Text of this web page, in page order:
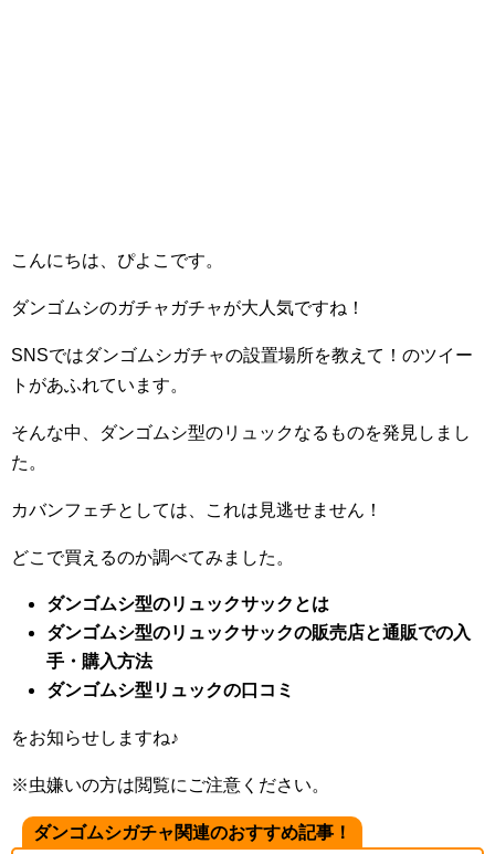
こんにちは、ぴよこです。
ダンゴムシのガチャガチャが大人気ですね！
SNSではダンゴムシガチャの設置場所を教えて！のツイー
トがあふれています。
そんな中、ダンゴムシ型のリュックなるものを発見しまし
た。
カバンフェチとしては、これは見逃せません！
どこで買えるのか調べてみました。
ダンゴムシ型のリュックサックとは
ダンゴムシ型のリュックサックの販売店と通販での入
手・購入方法
ダンゴムシ型リュックの口コミ
をお知らせしますね♪
※虫嫌いの方は閲覧にご注意ください。
ダンゴムシガチャ関連のおすすめ記事！